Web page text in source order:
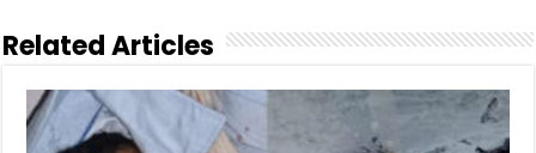
Related Articles